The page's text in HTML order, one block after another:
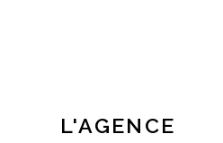
L'AGENCE